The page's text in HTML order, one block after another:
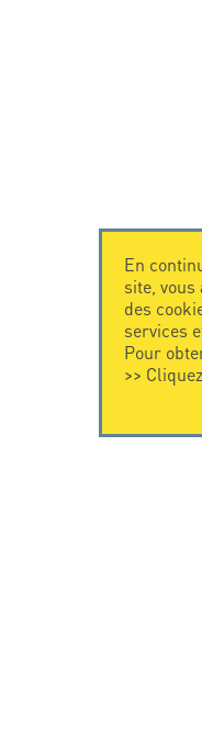
En
site,
des
services
Pour
>>